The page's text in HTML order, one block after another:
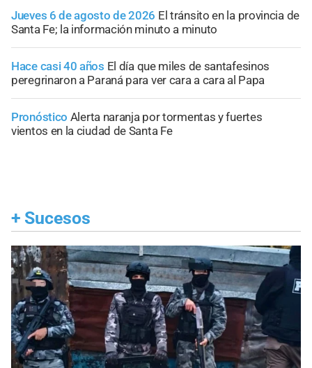
Jueves 6 de agosto de 2026 El tránsito en la provincia de
Santa Fe; la información minuto a minuto
Hace casi 40 años El día que miles de santafesinos
peregrinaron a Paraná para ver cara a cara al Papa
Pronóstico Alerta naranja por tormentas y fuertes
vientos en la ciudad de Santa Fe
+ Sucesos